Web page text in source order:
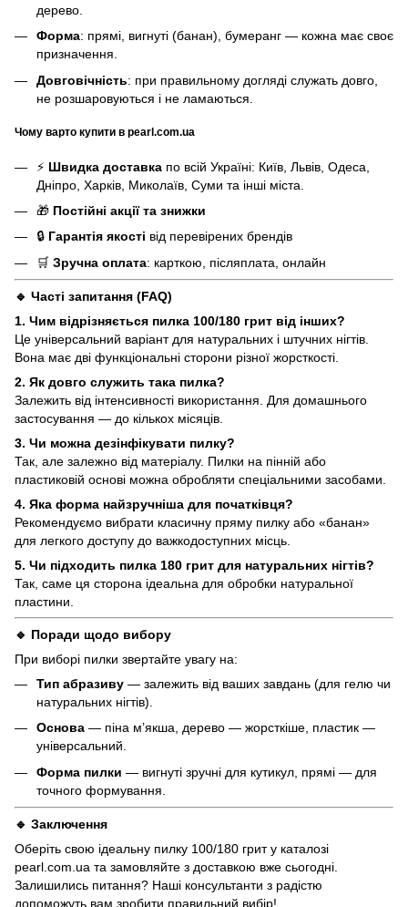
дерево.
Форма: прямі, вигнуті (банан), бумеранг — кожна має своє
призначення.
Довговічність: при правильному догляді служать довго,
не розшаровуються і не ламаються.
Чому варто купити в pearl.com.ua
⚡ Швидка доставка по всій Україні: Київ, Львів, Одеса,
Дніпро, Харків, Миколаїв, Суми та інші міста.
🎁 Постійні акції та знижки
🔒 Гарантія якості від перевірених брендів
🛒 Зручна оплата: карткою, післяплата, онлайн
🔹 Часті запитання (FAQ)
1. Чим відрізняється пилка 100/180 грит від інших?
Це універсальний варіант для натуральних і штучних нігтів.
Вона має дві функціональні сторони різної жорсткості.
2. Як довго служить така пилка?
Залежить від інтенсивності використання. Для домашнього
застосування — до кількох місяців.
3. Чи можна дезінфікувати пилку?
Так, але залежно від матеріалу. Пилки на пінній або
пластиковій основі можна обробляти спеціальними засобами.
4. Яка форма найзручніша для початківця?
Рекомендуємо вибрати класичну пряму пилку або «банан»
для легкого доступу до важкодоступних місць.
5. Чи підходить пилка 180 грит для натуральних нігтів?
Так, саме ця сторона ідеальна для обробки натуральної
пластини.
🔹 Поради щодо вибору
При виборі пилки звертайте увагу на:
Тип абразиву — залежить від ваших завдань (для гелю чи
натуральних нігтів).
Основа — піна м’якша, дерево — жорсткіше, пластик —
універсальний.
Форма пилки — вигнуті зручні для кутикул, прямі — для
точного формування.
🔹 Заключення
Оберіть свою ідеальну пилку 100/180 грит у каталозі
pearl.com.ua та замовляйте з доставкою вже сьогодні.
Залишились питання? Наші консультанти з радістю
допоможуть вам зробити правильний вибір!